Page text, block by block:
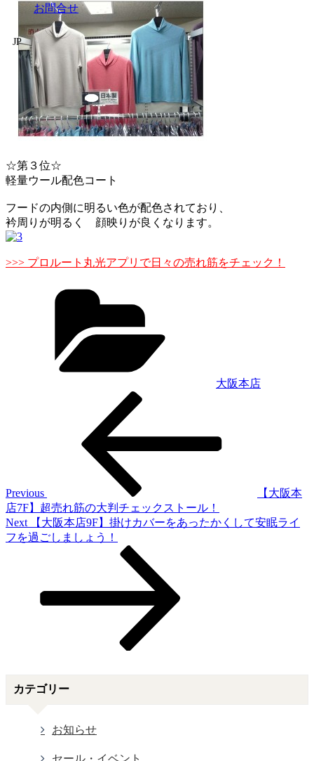
お問合せ
JP
☆第３位☆
軽量ウール配色コート
フードの内側に明るい色が配色されており、
衿周りが明るく 顔映りが良くなります。
>>> プロルート丸光アプリで日々の売れ筋をチェック！
大阪本店
ゲ
ー
シ
Previous
【大阪本
店7F】超売れ筋の大判チェックストール！
Next
Post
Next
【大阪本店9F】掛けカバーをあったかくして安眠ライ
フを過ごしましょう！
カテゴリー
お知らせ
セール・イベント